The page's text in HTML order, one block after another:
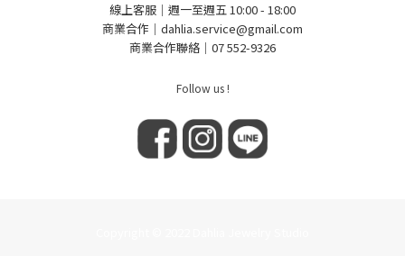
線上客服｜週一至週五 10:00 - 18:00
商業合作｜dahlia.service@gmail.com
商業合作聯絡｜07 552-9326
Follow us !